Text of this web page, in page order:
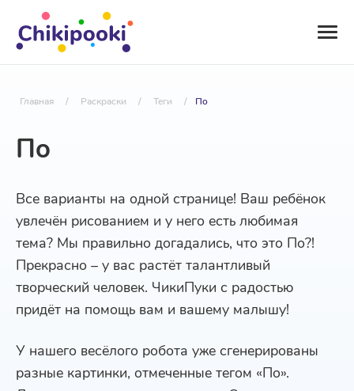
Главная / Раскраски / Теги / По
По
Все варианты на одной странице! Ваш ребёнок
увлечён рисованием и у него есть любимая
тема? Мы правильно догадались, что это По?!
Прекрасно – у вас растёт талантливый
творческий человек. ЧикиПуки с радостью
придёт на помощь вам и вашему малышу!
У нашего весёлого робота уже сгенерированы
разные картинки, отмеченные тегом «По».